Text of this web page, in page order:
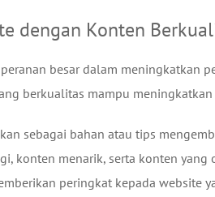
dengan Konten
besar dalam meningkatkan
berkualitas mampu
sebagai bahan atau tips
konten menarik, serta konten
peringkat kepada website